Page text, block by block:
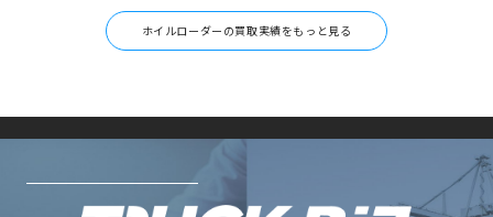
ホイルローダーの買取実績をもっと見る